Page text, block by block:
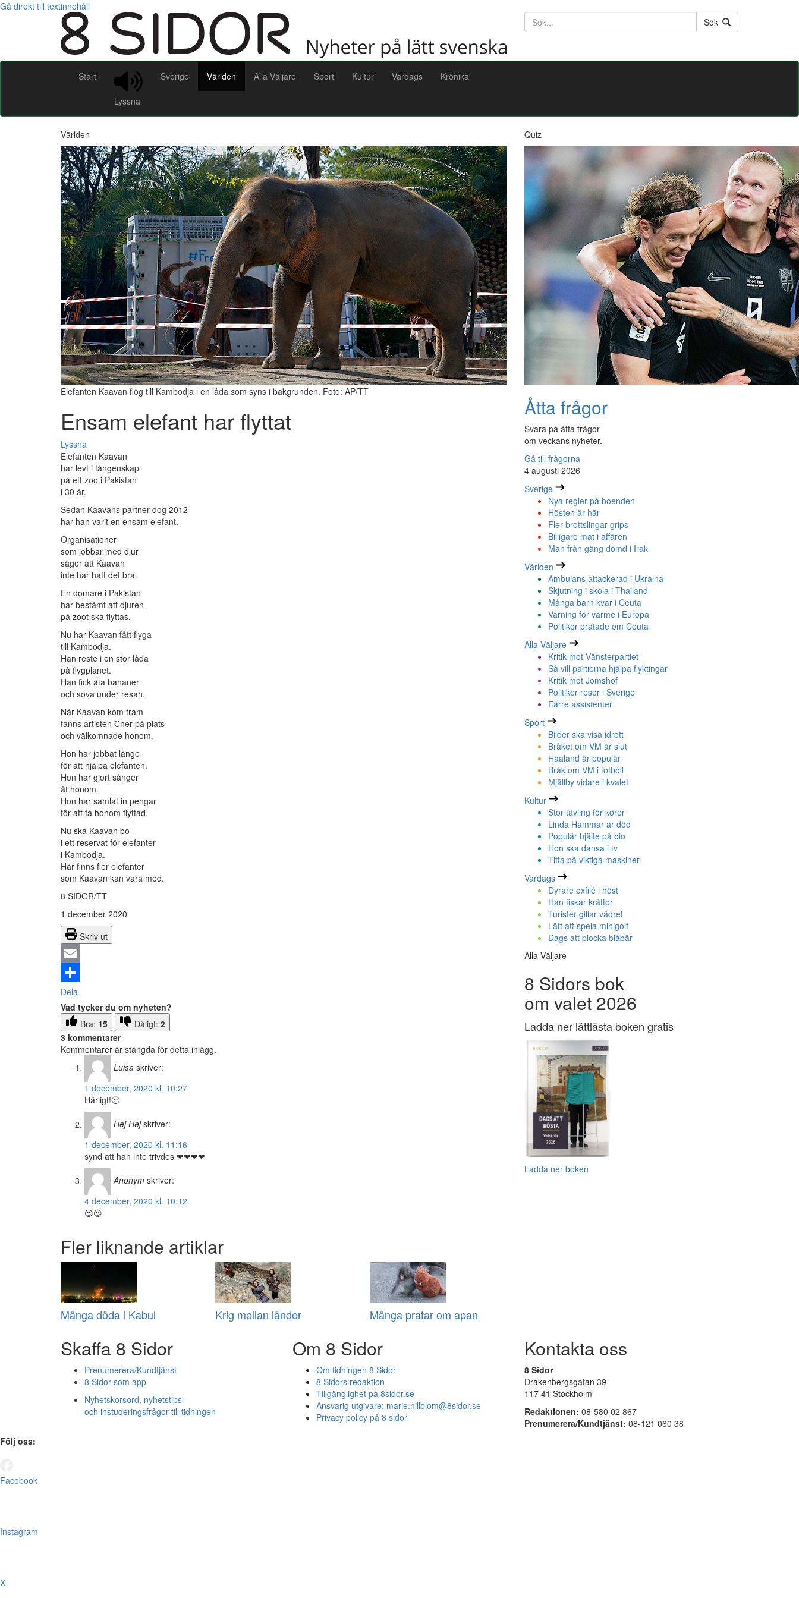
Gå direkt till textinnehåll
Söktext
Sök
Start
Lyssna
Sverige Världen Alla Väljare Sport Kultur Vardags Krönika
Världen
Elefanten Kaavan flög till Kambodja i en låda som syns i bakgrunden. Foto: AP/TT
Ensam elefant har flyttat
Lyssna
Elefanten Kaavan
har levt i fångenskap
på ett zoo i Pakistan
i 30 år.
Sedan Kaavans partner dog 2012
har han varit en ensam elefant.
Organisationer
som jobbar med djur
säger att Kaavan
inte har haft det bra.
En domare i Pakistan
har bestämt att djuren
på zoot ska flyttas.
Nu har Kaavan fått flyga
till Kambodja.
Han reste i en stor låda
på flygplanet.
Han fick äta bananer
och sova under resan.
När Kaavan kom fram
fanns artisten Cher på plats
och välkomnade honom.
Hon har jobbat länge
för att hjälpa elefanten.
Hon har gjort sånger
åt honom.
Hon har samlat in pengar
för att få honom flyttad.
Nu ska Kaavan bo
i ett reservat för elefanter
i Kambodja.
Här finns fler elefanter
som Kaavan kan vara med.
8 SIDOR/TT
1 december 2020
Skriv ut
Email
Dela
Vad tycker du om nyheten?
Bra: 15 Dåligt: 2
3 kommentarer
Kommentarer är stängda för detta inlägg.
Luisa skriver:
1 december, 2020 kl. 10:27
Härligt!🙂
Hej Hej skriver:
1 december, 2020 kl. 11:16
synd att han inte trivdes ❤❤❤❤
Anonym skriver:
4 december, 2020 kl. 10:12
😍😍
Fler liknande artiklar
Många döda i Kabul Krig mellan länder Många pratar om apan
Quiz
Åtta frågor
Svara på åtta frågor
om veckans nyheter.
Gå till frågorna
4 augusti 2026
Sverige
Nya regler på boenden
Hösten är här
Fler brottslingar grips
Billigare mat i affären
Man från gäng dömd i Irak
Världen
Ambulans attackerad i Ukraina
Skjutning i skola i Thailand
Många barn kvar i Ceuta
Varning för värme i Europa
Politiker pratade om Ceuta
Alla Väljare
Kritik mot Vänsterpartiet
Så vill partierna hjälpa flyktingar
Kritik mot Jomshof
Politiker reser i Sverige
Färre assistenter
Sport
Bilder ska visa idrott
Bråket om VM är slut
Haaland är populär
Bråk om VM i fotboll
Mjällby vidare i kvalet
Kultur
Stor tävling för körer
Linda Hammar är död
Populär hjälte på bio
Hon ska dansa i tv
Titta på viktiga maskiner
Vardags
Dyrare oxfilé i höst
Han fiskar kräftor
Turister gillar vädret
Lätt att spela minigolf
Dags att plocka blåbär
Alla Väljare
8 Sidors bok
om valet 2026
Ladda ner lättlästa boken gratis
Ladda ner boken
Skaffa 8 Sidor
Prenumerera/Kundtjänst
8 Sidor som app
Nyhetskorsord, nyhetstips
och instuderingsfrågor till tidningen
Om 8 Sidor
Om tidningen 8 Sidor
8 Sidors redaktion
Tillgänglighet på 8sidor.se
Ansvarig utgivare: marie.hillblom@8sidor.se
Privacy policy på 8 sidor
Kontakta oss
8 Sidor
Drakenbergsgatan 39
117 41 Stockholm
Redaktionen: 08-580 02 867
Prenumerera/Kundtjänst: 08-121 060 38
Följ oss:
Facebook
Instagram
X